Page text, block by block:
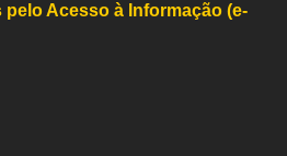
Acesso à Informação (e-